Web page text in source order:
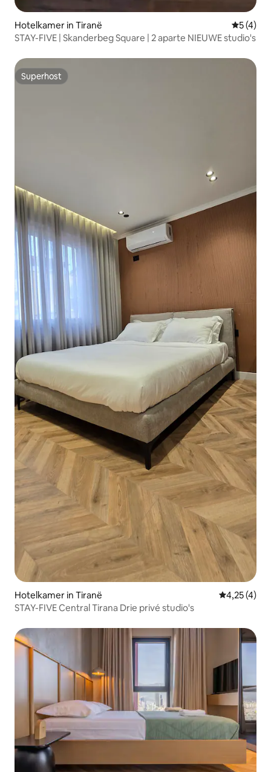
Hotelkamer in Tiranë
5 (4)
STAY-FIVE | Skanderbeg Square | 2 aparte NIEUWE studio's
Superhost
Superhost
Hotelkamer in Tiranë
4,25 (4)
STAY-FIVE Central Tirana Drie privé studio's